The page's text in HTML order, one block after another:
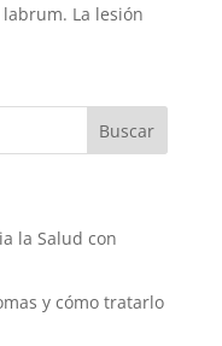
La lesión
la Salud con
y cómo tratarlo